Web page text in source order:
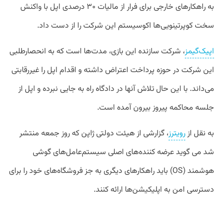
به راهکار‌های خارجی برای فرار از مالیات ۳۰ درصدی اپل با واکنش
سخت کوپرتینویی‌ها اکوسیستم این شرکت را از دست داد.
اپیک‌گیمز، شرکت سازنده این بازی، مدت‌ها است که به انحصارطلبی
این شرکت در حوزه پرداخت اعتراض داشته و اقدام اپل را غیررقابتی
می‌داند. با این حال تلاش آنها در دادگاه‌ راه به جایی نبرده و اپل از
جلسه محاکمه پیروز بیرون آمده است.
به نقل ازرویترز، گزارشی از هیئت دولتی ژاپن که روز جمعه منتشر
شد می گوید عرضه کننده‌های اصلی سیستم‌‌عامل‌های گوشی
هوشمند (OS) باید راهکارهای دیگری به جز فروشگاه‌های خود را برای
دسترسی امن به اپلیکیشن‌ها ارائه کنند.